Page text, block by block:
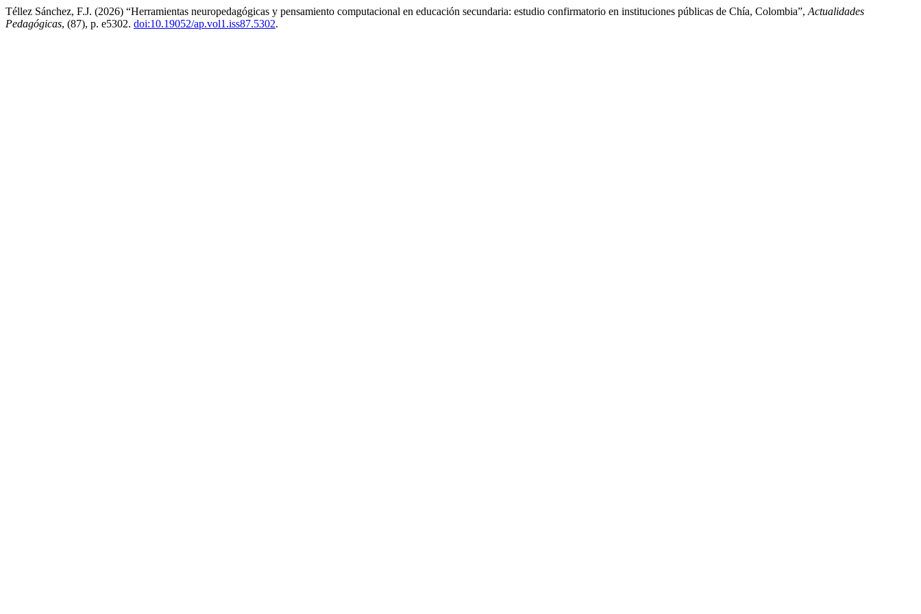
Téllez Sánchez, F.J. (2026) “Herramientas neuropedagógicas y pensamiento computacional en educación secundaria: estudio confirmatorio en instituciones públicas de Chía, Colombia”, Actualidades
Pedagógicas, (87), p. e5302. doi:10.19052/ap.vol1.iss87.5302.